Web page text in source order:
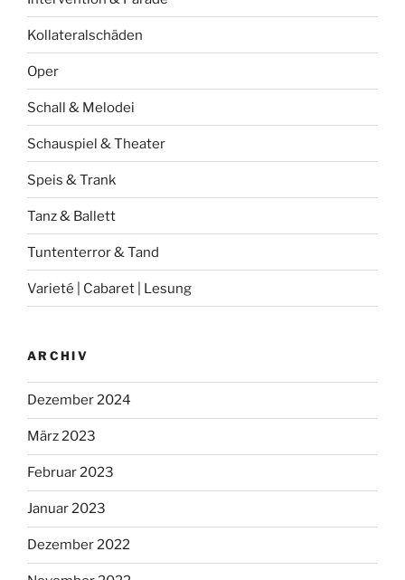
Kollateralschäden
Oper
Schall & Melodei
Schauspiel & Theater
Speis & Trank
Tanz & Ballett
Tuntenterror & Tand
Varieté | Cabaret | Lesung
ARCHIV
Dezember 2024
März 2023
Februar 2023
Januar 2023
Dezember 2022